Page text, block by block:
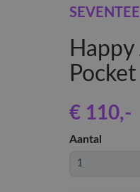
€ 110,-
Aantal